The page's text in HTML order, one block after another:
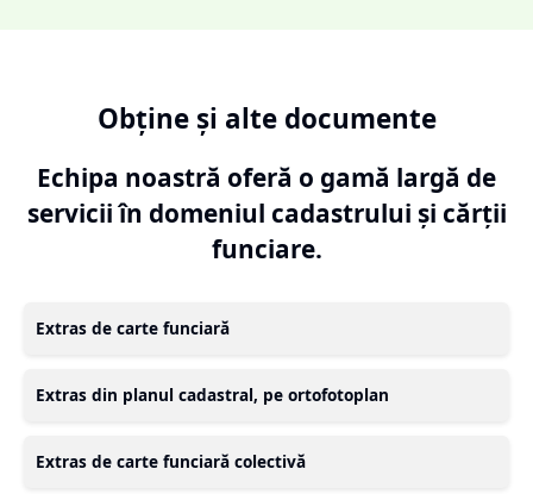
Obține și alte documente
Echipa noastră oferă o gamă largă de
servicii în domeniul cadastrului și cărții
funciare.
Extras de carte funciară
Extras din planul cadastral, pe ortofotoplan
Extras de carte funciară colectivă